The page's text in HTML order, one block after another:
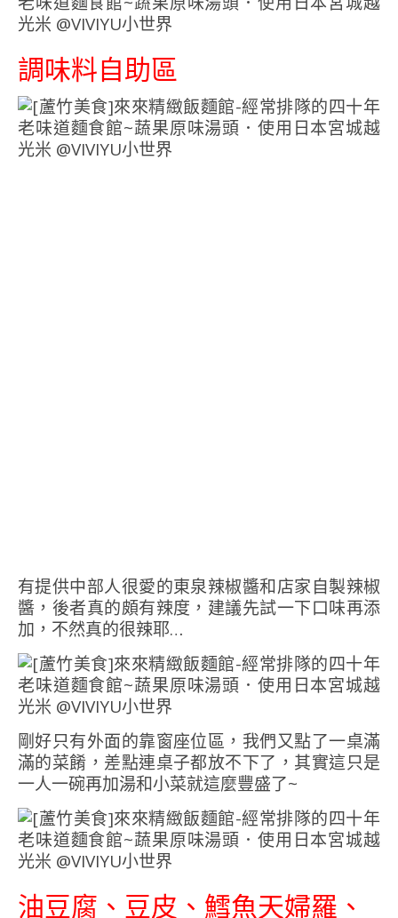
調味料自助區
有提供中部人很愛的東泉辣椒醬和店家自製辣椒
醬，後者真的頗有辣度，建議先試一下口味再添
加，不然真的很辣耶…
剛好只有外面的靠窗座位區，我們又點了一桌滿
滿的菜餚，差點連桌子都放不下了，其實這只是
一人一碗再加湯和小菜就這麼豐盛了~
油豆腐、豆皮、鱈魚天婦羅、